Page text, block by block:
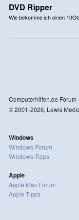
DVD Ripper
Wie bekomme ich einen
Computerhilfen.de
© 2001-2026, Lewis
Windows
Windows-Forum
Windows-Tipps
Apple
Apple Mac Forum
Apple Tipps